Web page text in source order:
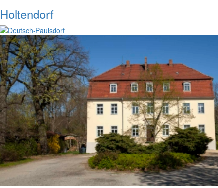
Holtendorf